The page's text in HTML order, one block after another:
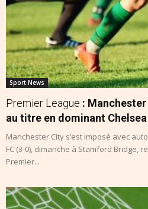
Sport News
Premier League :
au titre en dominant Chelsea
Manchester City s’est imposé avec
FC (3-0), dimanche à Stamford Bridge,
Premier...